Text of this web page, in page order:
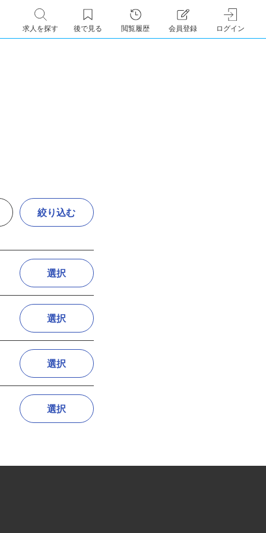
求人を探す 後で見る 閲覧履歴 会員登録 ログイン
絞り込む
選択
選択
選択
選択